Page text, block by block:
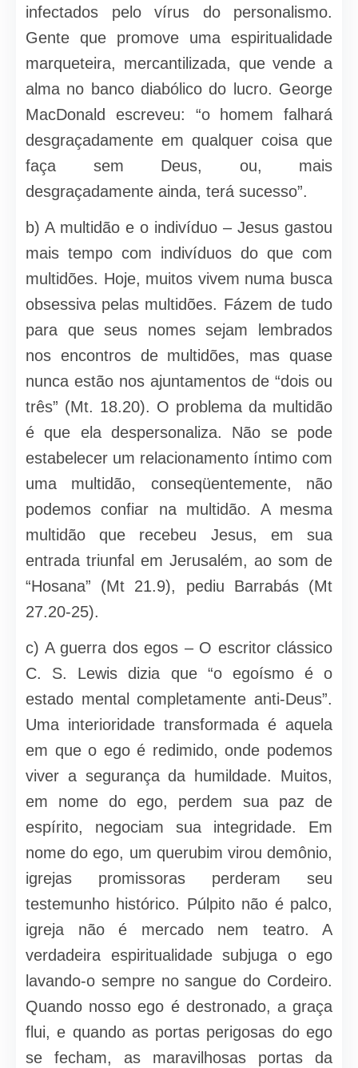
infectados pelo vírus do personalismo.
Gente que promove uma espiritualidade
marqueteira, mercantilizada, que vende a
alma no banco diabólico do lucro. George
MacDonald escreveu: “o homem falhará
desgraçadamente em qualquer coisa que
faça sem Deus, ou, mais
desgraçadamente ainda, terá sucesso”.
b) A multidão e o indivíduo – Jesus gastou
mais tempo com indivíduos do que com
multidões. Hoje, muitos vivem numa busca
obsessiva pelas multidões. Fázem de tudo
para que seus nomes sejam lembrados
nos encontros de multidões, mas quase
nunca estão nos ajuntamentos de “dois ou
três” (Mt. 18.20). O problema da multidão
é que ela despersonaliza. Não se pode
estabelecer um relacionamento íntimo com
uma multidão, conseqüentemente, não
podemos confiar na multidão. A mesma
multidão que recebeu Jesus, em sua
entrada triunfal em Jerusalém, ao som de
“Hosana” (Mt 21.9), pediu Barrabás (Mt
27.20-25).
c) A guerra dos egos – O escritor clássico
C. S. Lewis dizia que “o egoísmo é o
estado mental completamente anti-Deus”.
Uma interioridade transformada é aquela
em que o ego é redimido, onde podemos
viver a segurança da humildade. Muitos,
em nome do ego, perdem sua paz de
espírito, negociam sua integridade. Em
nome do ego, um querubim virou demônio,
igrejas promissoras perderam seu
testemunho histórico. Púlpito não é palco,
igreja não é mercado nem teatro. A
verdadeira espiritualidade subjuga o ego
lavando-o sempre no sangue do Cordeiro.
Quando nosso ego é destronado, a graça
flui, e quando as portas perigosas do ego
se fecham, as maravilhosas portas da